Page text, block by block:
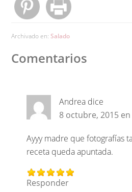
Archivado en: Salado
Comentarios
Andrea dice
8 octubre, 2015
Ayyy madre que fotografías
receta queda apuntada.
Responder